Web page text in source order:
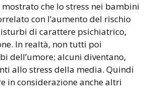
che lo stress nei bambini
con l’aumento del rischio
di carattere psichiatrico,
In realtà, non tutti poi
dell’umore; alcuni diventano,
allo stress della media. Quindi
in considerazione anche altri